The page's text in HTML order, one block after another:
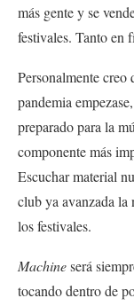
más gente y se
festivales. Tanto en
Personalmente creo
pandemia
preparado para la
componente más
Escuchar material
club ya avanzada la
los festivales.
Machineserá
tocando dentro de